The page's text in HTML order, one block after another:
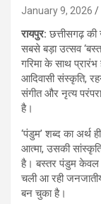
January 9, 2026
रायपुर:छत्तीसगढ़
सबसे बड़ा उत्सव
गरिमा के साथ
आदिवासी संस्कृति,
संगीत और नृत्य
है।
‘पंडुम’ शब्द का अर्थ
आत्मा, उसकी
है। बस्तर पंडुम केवल
चली आ रही
बन चुका है।